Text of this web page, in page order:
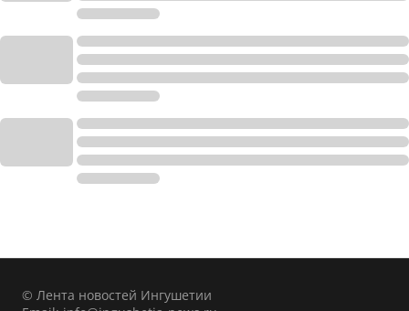
© Лента новостей Ингушетии